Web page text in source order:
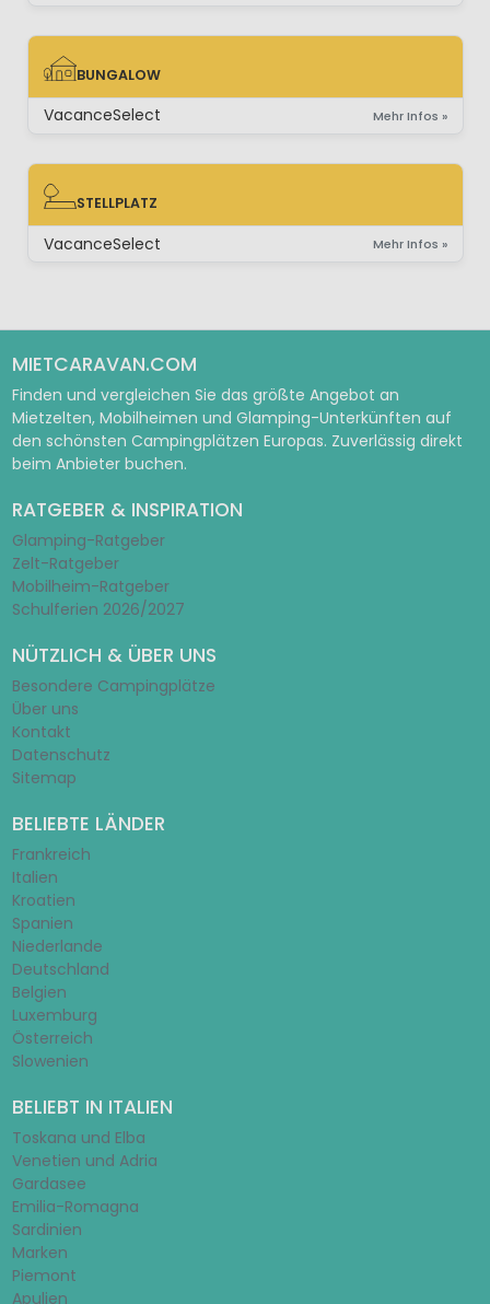
BUNGALOW
BUNGALOW
VacanceSelect Mehr Infos »
STELLPLATZ
STELLPLATZ
VacanceSelect Mehr Infos »
MIETCARAVAN.COM
Finden und vergleichen Sie das größte Angebot an
Mietzelten, Mobilheimen und Glamping-Unterkünften auf
den schönsten Campingplätzen Europas. Zuverlässig direkt
beim Anbieter buchen.
RATGEBER & INSPIRATION
Glamping-Ratgeber
Zelt-Ratgeber
Mobilheim-Ratgeber
Schulferien 2026/2027
NÜTZLICH & ÜBER UNS
Besondere Campingplätze
Über uns
Kontakt
Datenschutz
Sitemap
BELIEBTE LÄNDER
Frankreich
Italien
Kroatien
Spanien
Niederlande
Deutschland
Belgien
Luxemburg
Österreich
Slowenien
BELIEBT IN ITALIEN
Toskana und Elba
Venetien und Adria
Gardasee
Emilia-Romagna
Sardinien
Marken
Piemont
Apulien